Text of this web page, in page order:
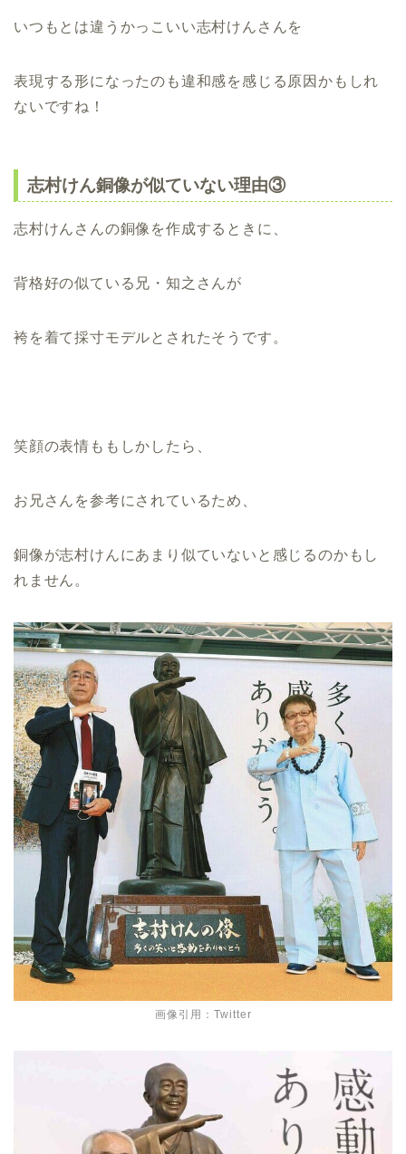
いつもとは違うかっこいい志村けんさんを
表現する形になったのも違和感を感じる原因かもしれ
ないですね！
志村けん銅像が似ていない理由③
志村けんさんの銅像を作成するときに、
背格好の似ている兄・知之さんが
袴を着て採寸モデルとされたそうです。
笑顔の表情ももしかしたら、
お兄さんを参考にされているため、
銅像が志村けんにあまり似ていないと感じるのかもし
れません。
画像引用：Twitter